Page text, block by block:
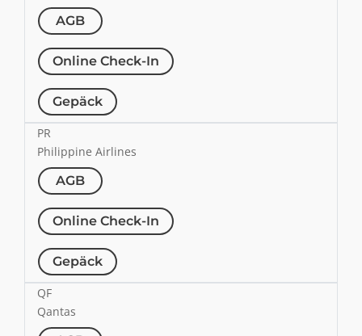
AGB
Online Check-In
Gepäck
PR
Philippine Airlines
AGB
Online Check-In
Gepäck
QF
Qantas